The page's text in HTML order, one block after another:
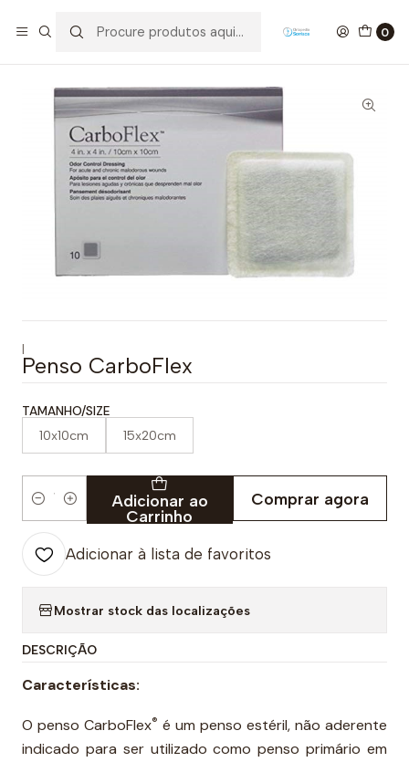
0
Penso CarboFlex
|
Penso CarboFlex
TAMANHO/SIZE
10x10cm 15x20cm
Quantidade
Adicionar ao
Carrinho
Comprar agora
Adicionar à lista de favoritos
Mostrar stock das localizações
DESCRIÇÃO
Características:
O penso CarboFlex® é um penso estéril, não aderente
indicado para ser utilizado como penso primário em